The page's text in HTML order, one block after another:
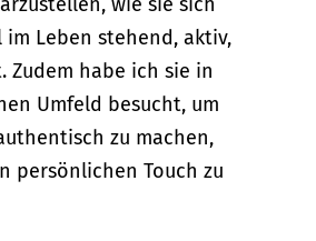
Leben stehend, aktiv,
Zudem habe ich sie in
Umfeld besucht, um
zu machen,
persönlichen Touch zu